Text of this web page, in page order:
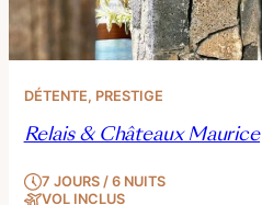
DÉTENTE, PRESTIGE
Relais & Châteaux Maurice
7 JOURS / 6 NUITS
VOL INCLUS